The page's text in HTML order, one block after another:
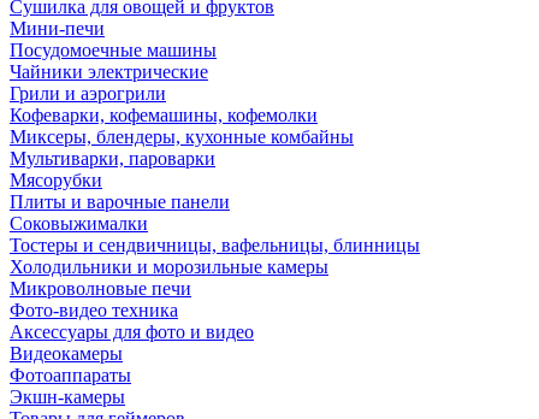
Сушилка для овощей и фруктов
Мини-печи
Посудомоечные машины
Чайники электрические
Грили и аэрогрили
Кофеварки, кофемашины, кофемолки
Миксеры, блендеры, кухонные комбайны
Мультиварки, пароварки
Мясорубки
Плиты и варочные панели
Соковыжималки
Тостеры и сендвичницы, вафельницы, блинницы
Холодильники и морозильные камеры
Микроволновые печи
Фото-видео техника
Аксессуары для фото и видео
Видеокамеры
Фотоаппараты
Экшн-камеры